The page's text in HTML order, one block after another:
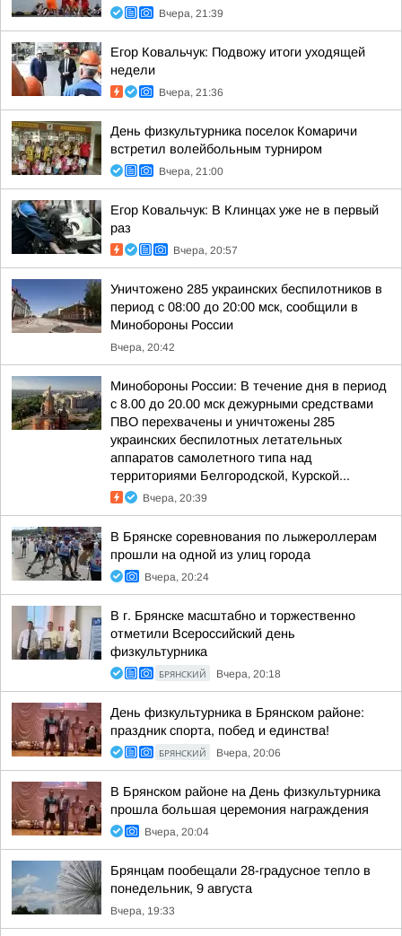
Вчера, 21:39
Егор Ковальчук: Подвожу итоги уходящей
недели
Вчера, 21:36
День физкультурника поселок Комаричи
встретил волейбольным турниром
Вчера, 21:00
Егор Ковальчук: В Клинцах уже не в первый
раз
Вчера, 20:57
Уничтожено 285 украинских беспилотников в
период с 08:00 до 20:00 мск, сообщили в
Минобороны России
Вчера, 20:42
Минобороны России: В течение дня в период
с 8.00 до 20.00 мск дежурными средствами
ПВО перехвачены и уничтожены 285
украинских беспилотных летательных
аппаратов самолетного типа над
территориями Белгородской, Курской...
Вчера, 20:39
В Брянске соревнования по лыжероллерам
прошли на одной из улиц города
Вчера, 20:24
В г. Брянске масштабно и торжественно
отметили Всероссийский день
физкультурника
БРЯНСКИЙ Вчера, 20:18
День физкультурника в Брянском районе:
праздник спорта, побед и единства!
БРЯНСКИЙ Вчера, 20:06
В Брянском районе на День физкультурника
прошла большая церемония награждения
Вчера, 20:04
Брянцам пообещали 28-градусное тепло в
понедельник, 9 августа
Вчера, 19:33